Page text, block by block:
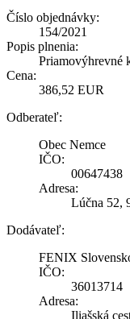
Číslo objednávky:
154/2021
Popis plnenia:
Priamovýhrevné
Cena:
386,52 EUR
Odberateľ:
Obec Nemce
IČO:
00647438
Adresa:
Lúčna 52,
Dodávateľ:
FENIX
IČO:
36013714
Adresa:
Iliašská